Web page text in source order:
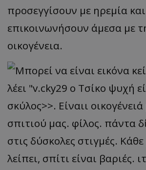
προσεγγίσουν με ηρεμία
επικοινωνήσουν άμεσα με
οικογένεια.